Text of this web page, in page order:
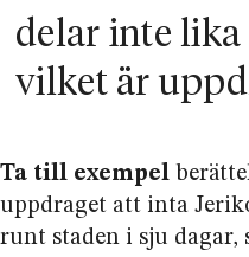
delar inte lika
vilket är
Ta till exempel
uppdraget att inta
runt staden i sju dagar,